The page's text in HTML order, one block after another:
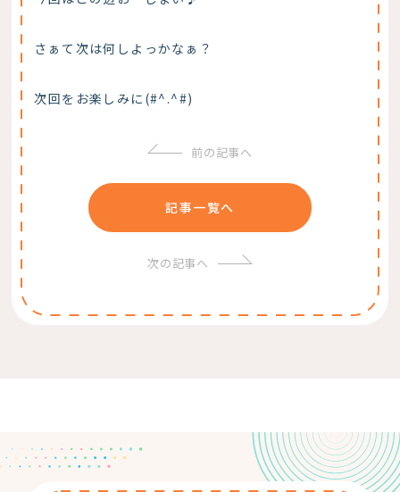
さぁて次は何しよっかなぁ？
次回をお楽しみに(#^.^#)
前の記事へ
記事一覧へ
次の記事へ